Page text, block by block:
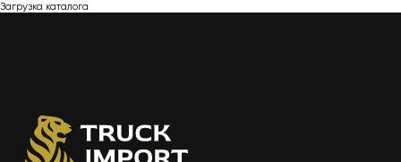
Загрузка каталога